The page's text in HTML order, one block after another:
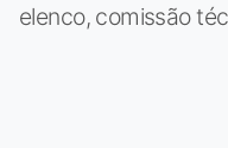
elenco, comissão